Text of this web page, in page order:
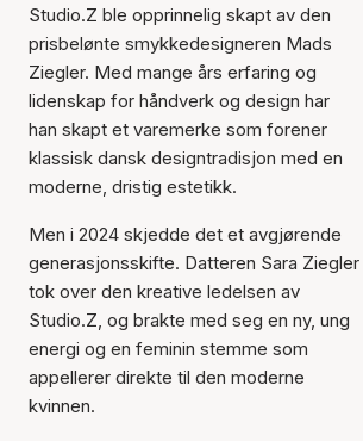
Studio.Z ble opprinnelig skapt av den
prisbelønte smykkedesigneren Mads
Ziegler. Med mange års erfaring og
lidenskap for håndverk og design har
han skapt et varemerke som forener
klassisk dansk designtradisjon med en
moderne, dristig estetikk.
Men i 2024 skjedde det et avgjørende
generasjonsskifte. Datteren Sara Ziegler
tok over den kreative ledelsen av
Studio.Z, og brakte med seg en ny, ung
energi og en feminin stemme som
appellerer direkte til den moderne
kvinnen.